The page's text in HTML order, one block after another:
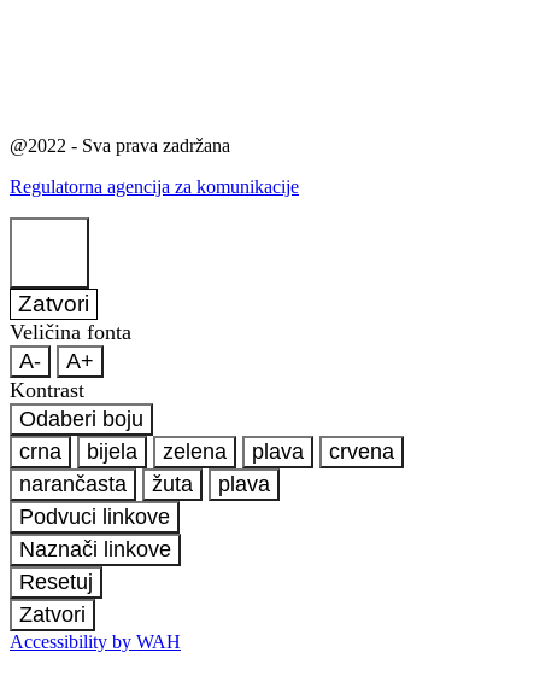
@2022 - Sva prava zadržana
Regulatorna agencija za komunikacije
Zatvori
Veličina fonta
A-
A+
Kontrast
Odaberi boju
crna
bijela zelena plava
crvena
narančasta
žuta
plava
Podvuci linkove
Naznači linkove
Resetuj
Zatvori
Accessibility by WAH